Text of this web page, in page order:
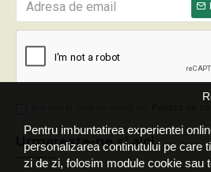
Pentru imbuntatirea experientei
personalizarea continutului pe care
zi de zi, folosim module cookie sau
Urmareste-ne si aici